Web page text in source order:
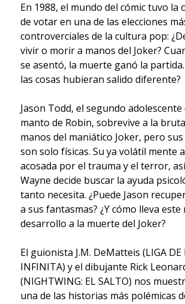
En 1988, el mundo del cómic tuvo la
de votar en una de las elecciones
controverciales de la cultura pop:
vivir o morir a manos del Joker?
se asentó, la muerte ganó la partida.
las cosas hubieran salido diferente?
Jason Todd, el segundo
manto de Robin, sobrevive a la
manos del maniático Joker, pero
son solo físicas. Su ya volátil mente
acosada por el trauma y el terror,
Wayne decide buscar la ayuda
tanto necesita. ¿Puede Jason
a sus fantasmas? ¿Y cómo lleva este
desarrollo a la muerte del Joker?
El guionista J.M. DeMatteis (LIGA DE
INFINITA) y el dibujante Rick
(NIGHTWING: EL SALTO) nos
una de las historias más polémicas